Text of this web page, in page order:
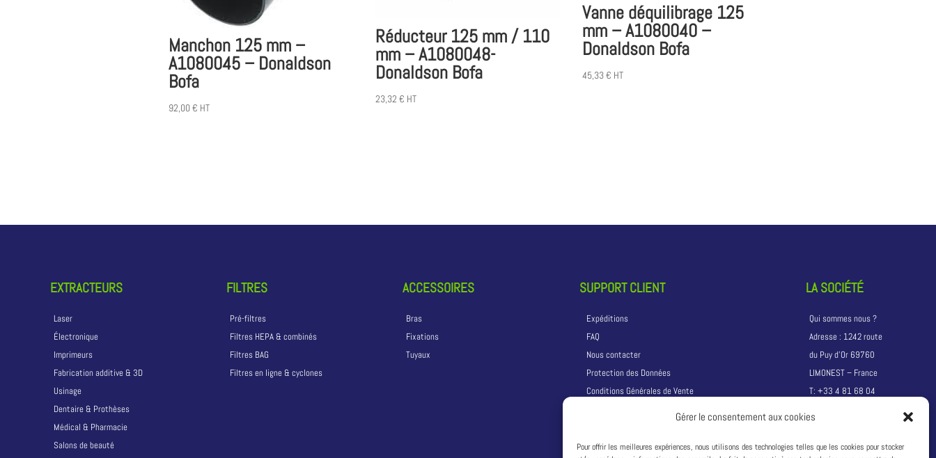
Gérer le consentement aux cookies
Pour offrir les meilleures expériences, nous utilisons des technologies telles que les cookies pour stocker
Manchon 125 mm –
A1080045 – Donaldson
Bofa
92,00€ HT
Réducteur 125 mm / 110
mm – A1080048-
Donaldson Bofa
23,32€ HT
Vanne déquilibrage 125
mm – A1080040 –
Donaldson Bofa
45,33€ HT
EXTRACTEURS
Laser
Électronique
Imprimeurs
Fabrication additive & 3D
Usinage
Dentaire & Prothèses
Médical & Pharmacie
Salons de beauté
FILTRES
Pré-filtres
Filtres HEPA & combinés
Filtres BAG
Filtres en ligne & cyclones
ACCESSOIRES
Bras
Fixations
Tuyaux
SUPPORT CLIENT
Expéditions
FAQ
Nous contacter
Protection des Données
Conditions Générales de Vente
LA SOCIÉTÉ
Qui sommes nous ?
Adresse : 1242 route
du Puy d’Or 69760
LIMONEST – France
T: +33 4 81 68 04
49311333600033